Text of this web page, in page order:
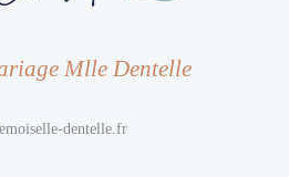
Mlle Dentelle
dentelle.fr